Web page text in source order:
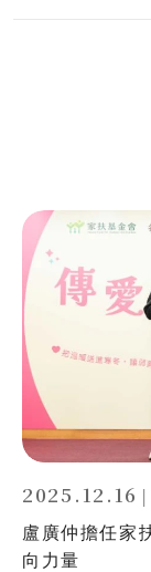
用愛
無窮
2025.12.16
盧廣仲擔任家
向力量